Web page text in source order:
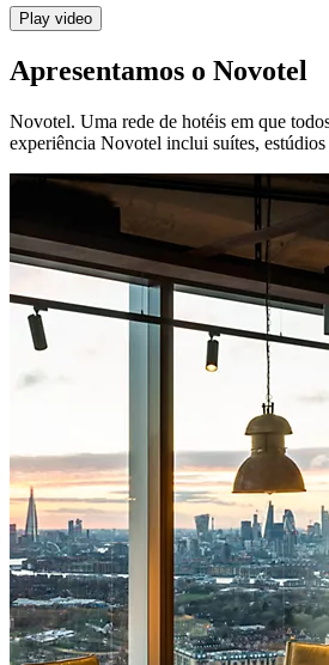
Play video
Apresentamos o Novotel
Novotel. Uma rede de hotéis em que
experiência Novotel inclui suítes, estúdios